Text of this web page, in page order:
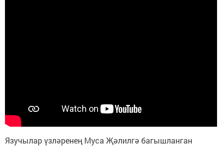
Язучылар үзләренең Муса Җәлилгә багышланган